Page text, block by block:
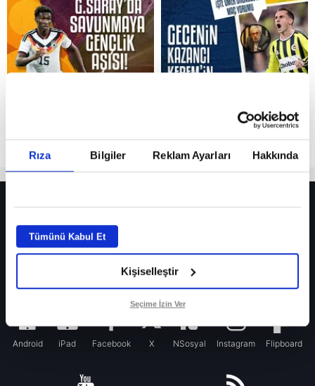
Rıza Bilgiler Reklam Ayarları Hakkında
Tümünü Kabul Et
Kişiselleştir
Seçime İzin Ver
Reddet
Fenerbahçe’de sürpriz ayrılık ihtimali! Devre arasında gelmişti
Fenerbahçe’nin yeni transferi Mason Greenwood için olay sözler!
Galatasaray’da rota yeniden Thiago Almada!
Android iPad Facebook X NSosyal Instagram Flipboard